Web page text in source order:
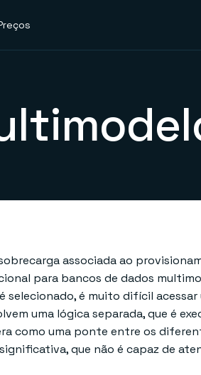
associada ao
para bancos de dados
selecionado, é muito difícil
uma lógica separada, que é
como uma ponte entre os
que não é capaz de